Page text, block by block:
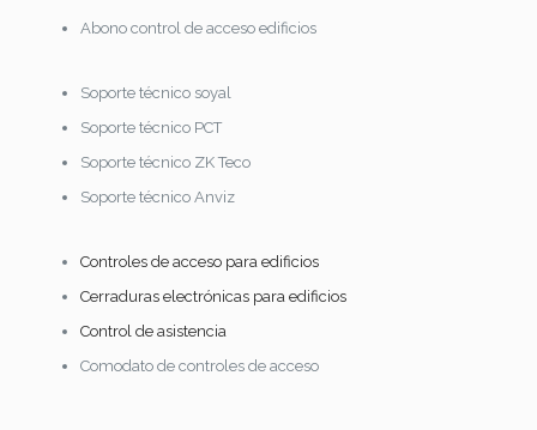
Abono control de acceso edificios
Soporte técnico soyal
Soporte técnico PCT
Soporte técnico ZK Teco
Soporte técnico Anviz
Controles de acceso para edificios
Cerraduras electrónicas para edificios
Control de asistencia
Comodato de controles de acceso